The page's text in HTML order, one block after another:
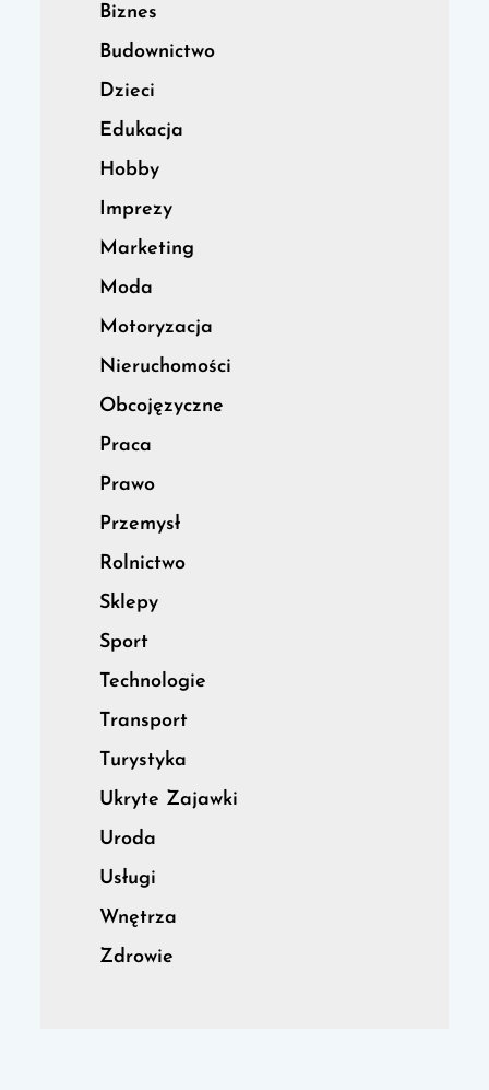
Biznes
Budownictwo
Dzieci
Edukacja
Hobby
Imprezy
Marketing
Moda
Motoryzacja
Nieruchomości
Obcojęzyczne
Praca
Prawo
Przemysł
Rolnictwo
Sklepy
Sport
Technologie
Transport
Turystyka
Ukryte Zajawki
Uroda
Usługi
Wnętrza
Zdrowie